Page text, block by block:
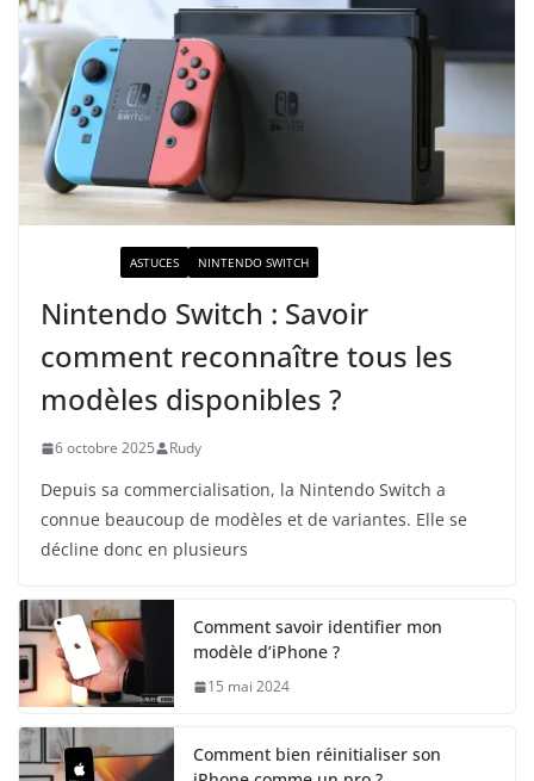
ASTUCES NINTENDO SWITCH
Nintendo Switch : Savoir
comment reconnaître tous les
modèles disponibles ?
6 octobre 2025 Rudy
Depuis sa commercialisation, la Nintendo Switch a
connue beaucoup de modèles et de variantes. Elle se
décline donc en plusieurs
Comment savoir identifier mon
modèle d’iPhone ?
15 mai 2024
Comment bien réinitialiser son